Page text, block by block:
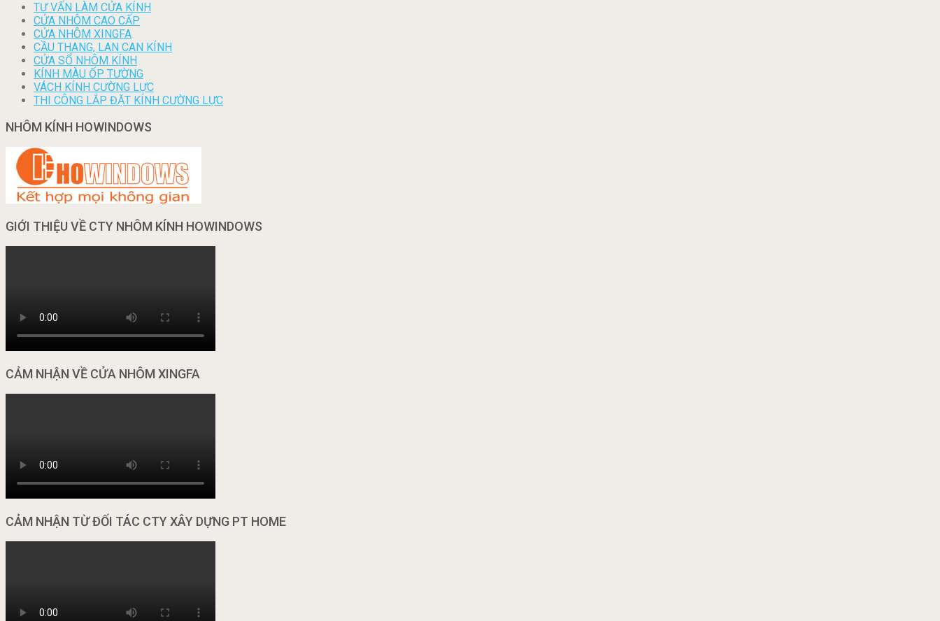
TƯ VẤN LÀM CỬA KÍNH
CỬA NHÔM CAO CẤP
CỬA NHÔM XINGFA
CẦU THANG, LAN CAN KÍNH
CỬA SỔ NHÔM KÍNH
KÍNH MÀU ỐP TƯỜNG
VÁCH KÍNH CƯỜNG LỰC
THI CÔNG LẮP ĐẶT KÍNH CƯỜNG LỰC
NHÔM KÍNH HOWINDOWS
GIỚI THIỆU VỀ CTY NHÔM KÍNH HOWINDOWS
CẢM NHẬN VỀ CỬA NHÔM XINGFA
CẢM NHẬN TỪ ĐỐI TÁC CTY XÂY DỰNG PT HOME